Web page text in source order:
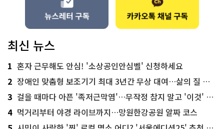
최신 뉴스
1 혼자 근무해도 안심! '소상공인안심벨' 신청하세요
2 장애인 맞춤형 보조기기 최대 3년간 무상 대여…삶의 질 높인다
3 걸을 때마다 아픈 '족저근막염'…무작정 참지 말고 '이것' 해보세요!
4 먹거리부터 야경 라이브까지…망원한강공원 알짜 코스